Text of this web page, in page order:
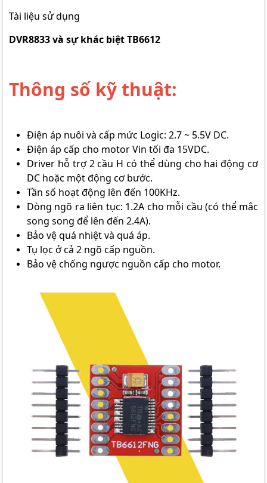
Tài liệu sử dụng
DVR8833 và sự khác biệt TB6612
Thông số kỹ thuật:
Điện áp nuôi và cấp mức Logic: 2.7 ~ 5.5V DC.
Điện áp cấp cho motor Vin tối đa 15VDC.
Driver hỗ trợ 2 cầu H có thể dùng cho hai động cơ
DC hoặc một động cơ bước.
Tần số hoạt động lên đến 100KHz.
Dòng ngõ ra liên tục: 1.2A cho mỗi cầu (có thể mắc
song song để lên đến 2.4A).
Bảo vệ quá nhiệt và quá áp.
Tụ lọc ở cả 2 ngõ cấp nguồn.
Bảo vệ chống ngược nguồn cấp cho motor.